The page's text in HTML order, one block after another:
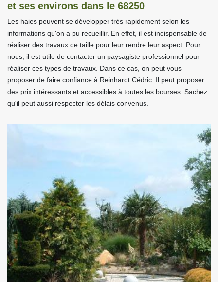
et ses environs dans le 68250
Les haies peuvent se développer très rapidement selon les
informations qu'on a pu recueillir. En effet, il est indispensable de
réaliser des travaux de taille pour leur rendre leur aspect. Pour
nous, il est utile de contacter un paysagiste professionnel pour
réaliser ces types de travaux. Dans ce cas, on peut vous
proposer de faire confiance à Reinhardt Cédric. Il peut proposer
des prix intéressants et accessibles à toutes les bourses. Sachez
qu'il peut aussi respecter les délais convenus.